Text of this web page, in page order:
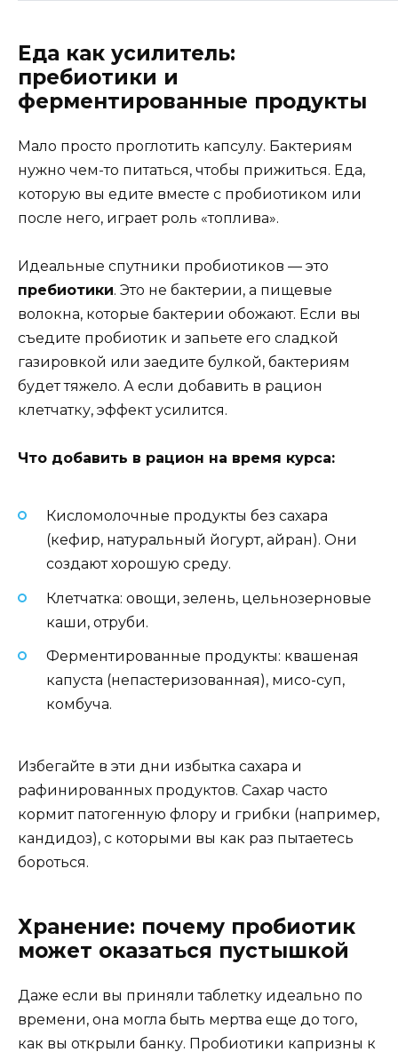
Еда как усилитель:
пребиотики и
ферментированные продукты
Мало просто проглотить капсулу. Бактериям
нужно чем-то питаться, чтобы прижиться. Еда,
которую вы едите вместе с пробиотиком или
после него, играет роль «топлива».
Идеальные спутники пробиотиков — это
пребиотики. Это не бактерии, а пищевые
волокна, которые бактерии обожают. Если вы
съедите пробиотик и запьете его сладкой
газировкой или заедите булкой, бактериям
будет тяжело. А если добавить в рацион
клетчатку, эффект усилится.
Что добавить в рацион на время курса:
Кисломолочные продукты без сахара
(кефир, натуральный йогурт, айран). Они
создают хорошую среду.
Клетчатка: овощи, зелень, цельнозерновые
каши, отруби.
Ферментированные продукты: квашеная
капуста (непастеризованная), мисо-суп,
комбуча.
Избегайте в эти дни избытка сахара и
рафинированных продуктов. Сахар часто
кормит патогенную флору и грибки (например,
кандидоз), с которыми вы как раз пытаетесь
бороться.
Хранение: почему пробиотик
может оказаться пустышкой
Даже если вы приняли таблетку идеально по
времени, она могла быть мертва еще до того,
как вы открыли банку. Пробиотики капризны к